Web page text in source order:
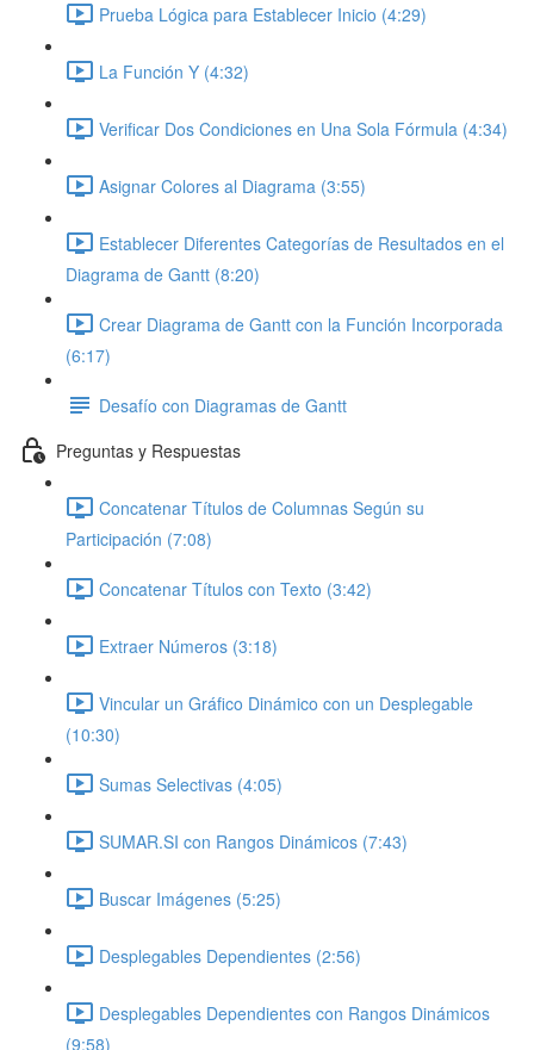
Prueba Lógica para Establecer Inicio (4:29)
La Función Y (4:32)
Verificar Dos Condiciones en Una Sola Fórmula (4:34)
Asignar Colores al Diagrama (3:55)
Establecer Diferentes Categorías de Resultados en el
Diagrama de Gantt (8:20)
Crear Diagrama de Gantt con la Función Incorporada
(6:17)
Desafío con Diagramas de Gantt
Preguntas y Respuestas
Concatenar Títulos de Columnas Según su
Participación (7:08)
Concatenar Títulos con Texto (3:42)
Extraer Números (3:18)
Vincular un Gráfico Dinámico con un Desplegable
(10:30)
Sumas Selectivas (4:05)
SUMAR.SI con Rangos Dinámicos (7:43)
Buscar Imágenes (5:25)
Desplegables Dependientes (2:56)
Desplegables Dependientes con Rangos Dinámicos
(9:58)